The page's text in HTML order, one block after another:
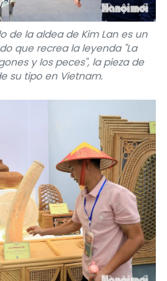
de la aldea de Kim Lan es un
que recrea la leyenda "La
y los peces", la pieza de
su tipo en Vietnam.